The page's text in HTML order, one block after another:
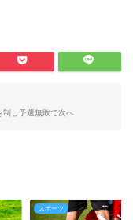
制し予選無敗で次へ
スポーツ